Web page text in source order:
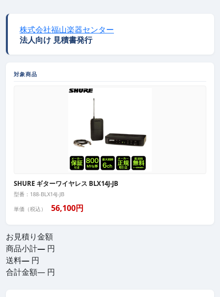
株式会社福山楽器センター
法人向け 見積書発行
対象商品
SHURE ギターワイヤレス BLX14J-JB
型番：188-BLX14J-JB
単価（税込）
56,100円
お見積り金額
商品小計— 円
送料— 円
合計金額— 円